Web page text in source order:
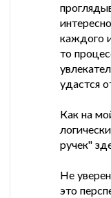
каждого
то
удастся
Как на
ручек"
Не
это